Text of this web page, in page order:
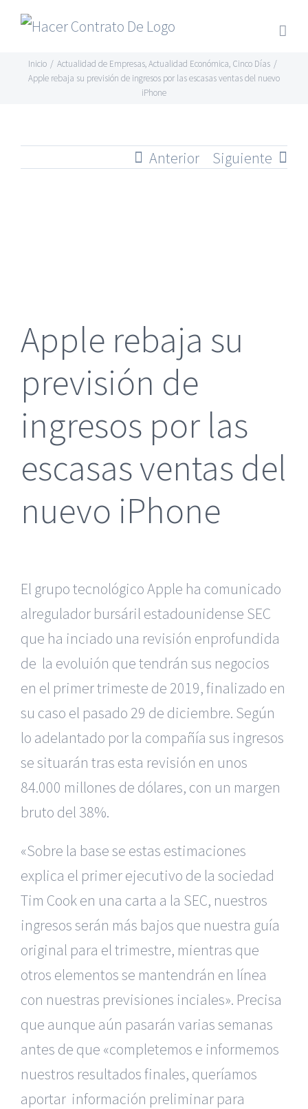
Skip
content
Inicio / Actualidad de Empresas,Actualidad Económica, Cinco Días /
Apple rebaja su previsión de ingresos por las escasas ventas del nuevo
iPhone
Anterior Siguiente
Apple rebaja su
previsión de
ingresos por las
escasas ventas del
nuevo iPhone
El grupo tecnológico Apple ha comunicado
alregulador bursáril estadounidense SEC
que ha inciado una revisión enprofundida
de la evoluión que tendrán sus negocios
en el primer trimeste de 2019, finalizado en
su caso el pasado 29 de diciembre. Según
lo adelantado por la compañía sus ingresos
se situarán tras esta revisión en unos
84.000 millones de dólares, con un margen
bruto del 38%.
«Sobre la base se estas estimaciones
explica el primer ejecutivo de la sociedad
Tim Cook en una carta a la SEC, nuestros
ingresos serán más bajos que nuestra guía
original para el trimestre, mientras que
otros elementos se mantendrán en línea
con nuestras previsiones inciales». Precisa
que aunque aún pasarán varias semanas
antes de que «completemos e informemos
nuestros resultados finales, queríamos
aportar información preliminar para